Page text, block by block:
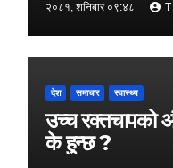
२०८१, शनिबार ०९:४८
देश समाचार स्वास्थ्य
उच्च रक्तचापको
के हुन्छ ?